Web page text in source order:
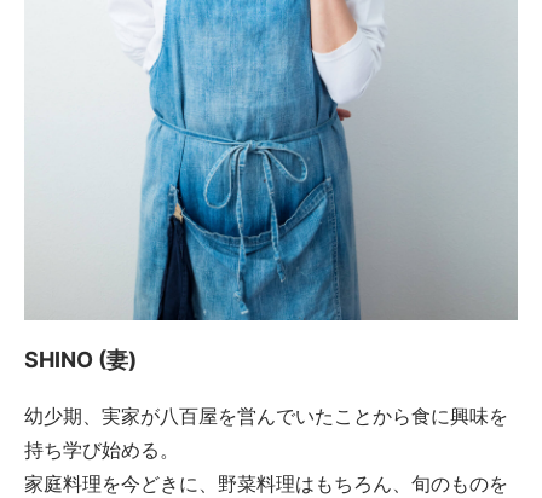
SHINO (妻)
幼少期、実家が八百屋を営んでいたことから食に興味を
持ち学び始める。
家庭料理を今どきに、野菜料理はもちろん、旬のものを